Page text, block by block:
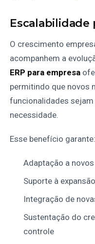
Escalabilidade
O crescimento
acompanhem a
ERP para empresa
permitindo que novos
funcionalidades
necessidade.
Esse benefício garante:
Adaptação a
Suporte à
Integração de
Sustentação do
controle